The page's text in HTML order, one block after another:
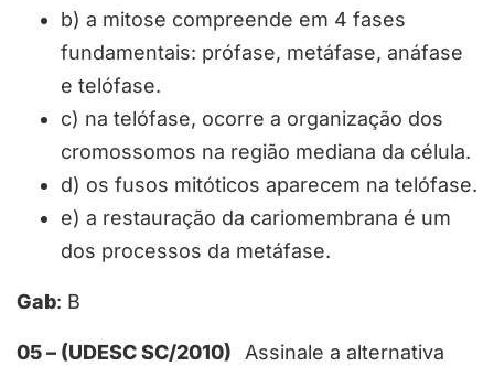
b) a mitose compreende em 4 fases
fundamentais: prófase, metáfase, anáfase
e telófase.
c) na telófase, ocorre a organização dos
cromossomos na região mediana da célula.
d) os fusos mitóticos aparecem na telófase.
e) a restauração da cariomembrana é um
dos processos da metáfase.
Gab: B
05 – (UDESC SC/2010) Assinale a alternativa